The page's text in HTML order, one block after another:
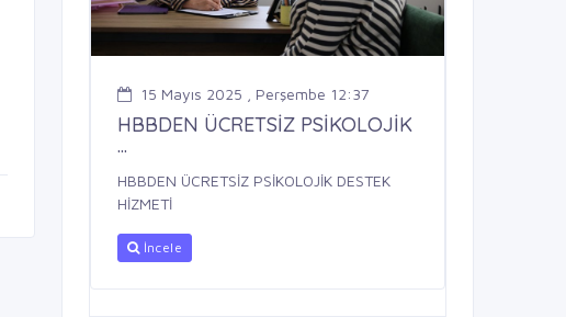
15 Mayıs 2025 , Perşembe 12:37
HBBDEN ÜCRETSİZ PSİKOLOJİK
...
HBBDEN ÜCRETSİZ PSİKOLOJİK DESTEK
HİZMETİ
İncele